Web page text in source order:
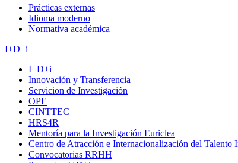
Prácticas externas
Idioma moderno
Normativa académica
I+D+i
I+D+i
Innovación y Transferencia
Servicion de Investigación
OPE
CINTTEC
HRS4R
Mentoría para la Investigación Euriclea
Centro de Atracción e Internacionalización del
Convocatorias RRHH